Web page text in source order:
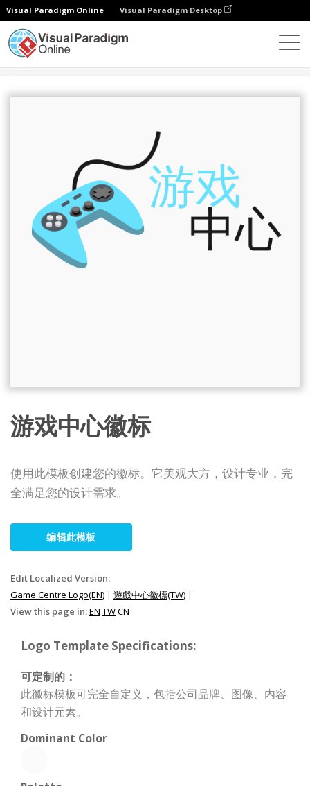
Visual Paradigm Online Visual Paradigm Desktop
游戏中心徽标
使用此模板创建您的徽标。它美观大方，设计专业，完
全满足您的设计需求。
编辑此模板
Edit Localized Version:
Game Centre Logo(EN) | 遊戲中心徽標(TW) |
View this page in:EN TWCN
Logo Template Specifications:
可定制的：
此徽标模板可完全自定义，包括公司品牌、图像、内容
和设计元素。
Dominant Color